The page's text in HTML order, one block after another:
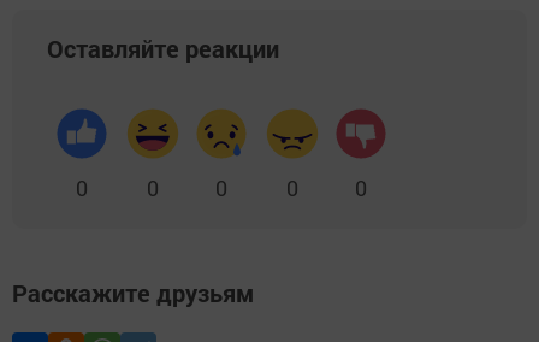
Оставляйте реакции
0 0 0 0 0
Расскажите друзьям